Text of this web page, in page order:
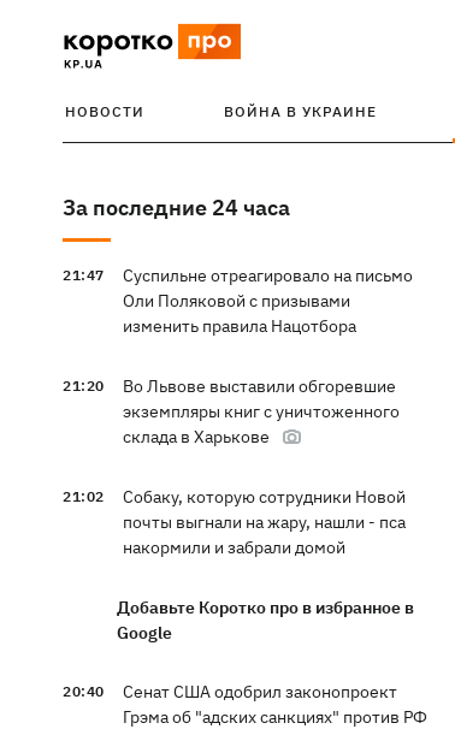
НОВОСТИ ВОЙНА В УКРАИНЕ
За последние 24 часа
21:47
Суспильне отреагировало на письмо
Оли Поляковой с призывами
изменить правила Нацотбора
21:20
Во Львове выставили обгоревшие
экземпляры книг с уничтоженного
склада в Харькове
21:02
Собаку, которую сотрудники Новой
почты выгнали на жару, нашли - пса
накормили и забрали домой
Добавьте Коротко про в избранное в
Google
20:40
Сенат США одобрил законопроект
Грэма об "адских санкциях" против РФ